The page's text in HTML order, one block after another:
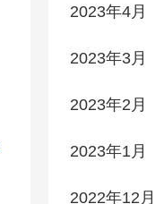
2023年4月
2023年3月
2023年2月
2023年1月
2022年12月